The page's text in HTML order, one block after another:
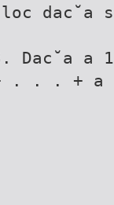
dac˘a
Dac˘a
. . . + a